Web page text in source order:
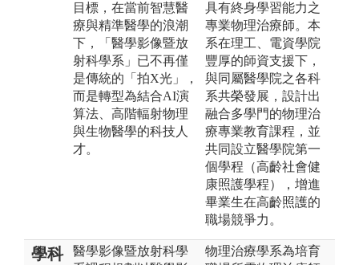
目標，在當前智慧醫
療與精準醫學的浪潮
下，「醫學影像暨放
射科學系」已不再僅
是傳統的「拍X光」，
而是轉型為結合AI演
算法、高階輻射物理
與生物醫學的科技人
才。
具有終身學習能力之
專業物理治療師。本
系在理工、電資學院
豐厚的師資支援下，
與同屬醫學院之各科
系共榮發展，設計出
融合多學門的物理治
療專業教育課程，並
共同設立醫學院第一
個學程（高齡社會健
康照護學程），增進
畢業生在高齡照護的
職場競爭力。
學科
醫學影像暨放射科學
物理治療學系為培育